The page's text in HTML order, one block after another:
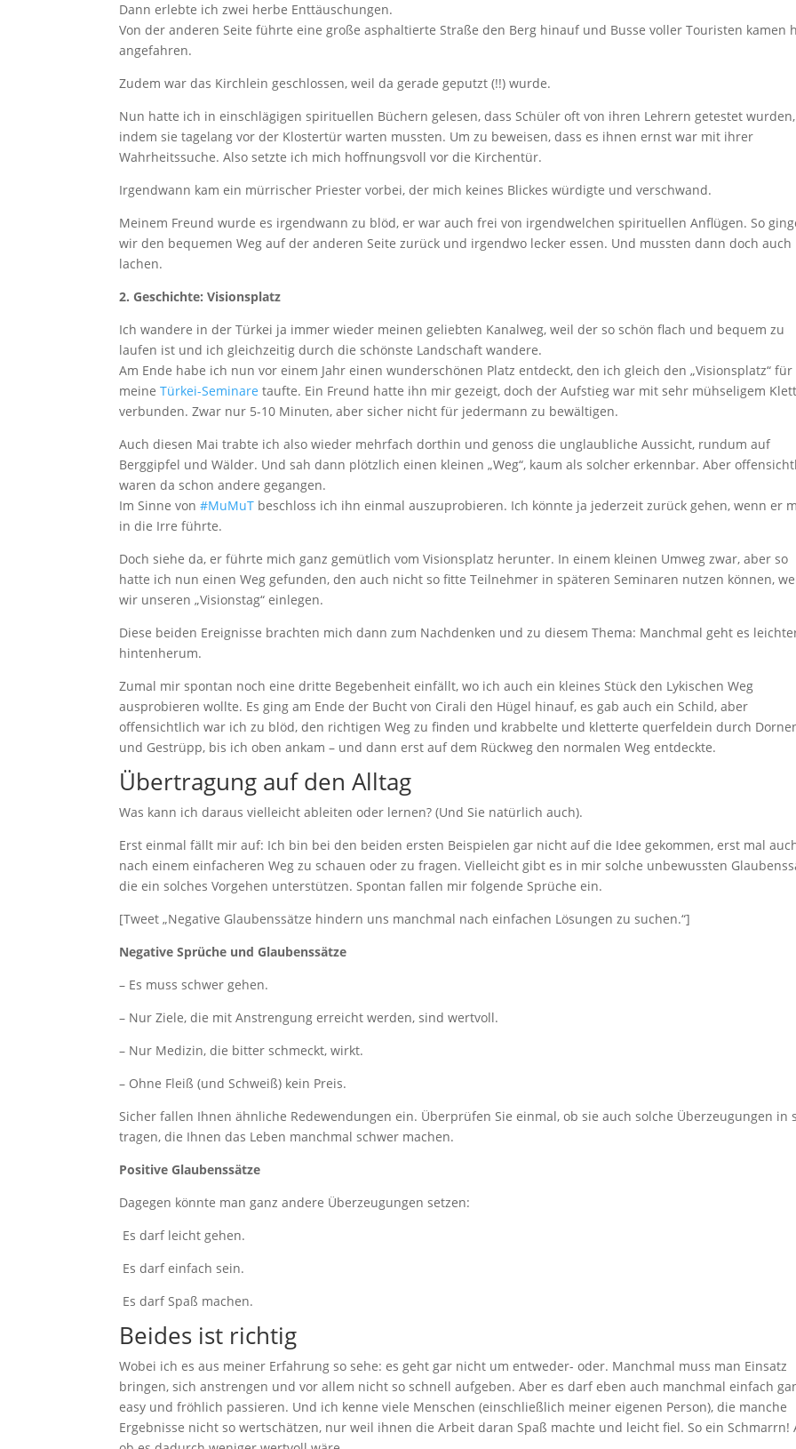
Dann erlebte ich zwei herbe Enttäuschungen.
Von der anderen Seite führte eine große asphaltierte Straße den Berg hinauf und Busse voller Touristen kamen
angefahren.
Zudem war das Kirchlein geschlossen, weil da gerade geputzt (!!) wurde.
Nun hatte ich in einschlägigen spirituellen Büchern gelesen, dass Schüler oft von ihren Lehrern getestet wurden,
indem sie tagelang vor der Klostertür warten mussten. Um zu beweisen, dass es ihnen ernst war mit ihrer
Wahrheitssuche. Also setzte ich mich hoffnungsvoll vor die Kirchentür.
Irgendwann kam ein mürrischer Priester vorbei, der mich keines Blickes würdigte und verschwand.
Meinem Freund wurde es irgendwann zu blöd, er war auch frei von irgendwelchen spirituellen Anflügen. So
wir den bequemen Weg auf der anderen Seite zurück und irgendwo lecker essen. Und mussten dann doch auch
lachen.
2. Geschichte: Visionsplatz
Ich wandere in der Türkei ja immer wieder meinen geliebten Kanalweg, weil der so schön flach und bequem zu
laufen ist und ich gleichzeitig durch die schönste Landschaft wandere.
Am Ende habe ich nun vor einem Jahr einen wunderschönen Platz entdeckt, den ich gleich den „Visionsplatz“ für
meineTürkei-Seminaretaufte. Ein Freund hatte ihn mir gezeigt, doch der Aufstieg war mit sehr mühseligem
verbunden. Zwar nur 5-10 Minuten, aber sicher nicht für jedermann zu bewältigen.
Auch diesen Mai trabte ich also wieder mehrfach dorthin und genoss die unglaubliche Aussicht, rundum auf
Berggipfel und Wälder. Und sah dann plötzlich einen kleinen „Weg“, kaum als solcher erkennbar. Aber
waren da schon andere gegangen.
Im Sinne von#MuMuT beschloss ich ihn einmal auszuprobieren. Ich könnte ja jederzeit zurück gehen, wenn er
in die Irre führte.
Doch siehe da, er führte mich ganz gemütlich vom Visionsplatz herunter. In einem kleinen Umweg zwar, aber so
hatte ich nun einen Weg gefunden, den auch nicht so fitte Teilnehmer in späteren Seminaren nutzen können,
wir unseren „Visionstag“ einlegen.
Diese beiden Ereignisse brachten mich dann zum Nachdenken und zu diesem Thema: Manchmal geht es
hintenherum.
Zumal mir spontan noch eine dritte Begebenheit einfällt, wo ich auch ein kleines Stück den Lykischen Weg
ausprobieren wollte. Es ging am Ende der Bucht von Cirali den Hügel hinauf, es gab auch ein Schild, aber
offensichtlich war ich zu blöd, den richtigen Weg zu finden und krabbelte und kletterte querfeldein durch
und Gestrüpp, bis ich oben ankam – und dann erst auf dem Rückweg den normalen Weg entdeckte.
Übertragung auf den Alltag
Was kann ich daraus vielleicht ableiten oder lernen? (Und Sie natürlich auch).
Erst einmal fällt mir auf: Ich bin bei den beiden ersten Beispielen gar nicht auf die Idee gekommen, erst mal
nach einem einfacheren Weg zu schauen oder zu fragen. Vielleicht gibt es in mir solche unbewussten
die ein solches Vorgehen unterstützen. Spontan fallen mir folgende Sprüche ein.
[Tweet „Negative Glaubenssätze hindern uns manchmal nach einfachen Lösungen zu suchen.“]
Negative Sprüche und Glaubenssätze
– Es muss schwer gehen.
– Nur Ziele, die mit Anstrengung erreicht werden, sind wertvoll.
– Nur Medizin, die bitter schmeckt, wirkt.
– Ohne Fleiß (und Schweiß) kein Preis.
Sicher fallen Ihnen ähnliche Redewendungen ein. Überprüfen Sie einmal, ob sie auch solche Überzeugungen in
tragen, die Ihnen das Leben manchmal schwer machen.
Positive Glaubenssätze
Dagegen könnte man ganz andere Überzeugungen setzen:
Es darf leicht gehen.
Es darf einfach sein.
Es darf Spaß machen.
Beides ist richtig
Wobei ich es aus meiner Erfahrung so sehe: es geht gar nicht um entweder- oder. Manchmal muss man Einsatz
bringen, sich anstrengen und vor allem nicht so schnell aufgeben. Aber es darf eben auch manchmal einfach
easy und fröhlich passieren. Und ich kenne viele Menschen (einschließlich meiner eigenen Person), die manche
Ergebnisse nicht so wertschätzen, nur weil ihnen die Arbeit daran Spaß machte und leicht fiel. So ein Schmarrn!